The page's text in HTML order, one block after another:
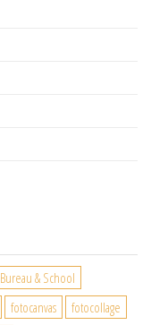
Bureau & School
fotocanvas
fotocollage